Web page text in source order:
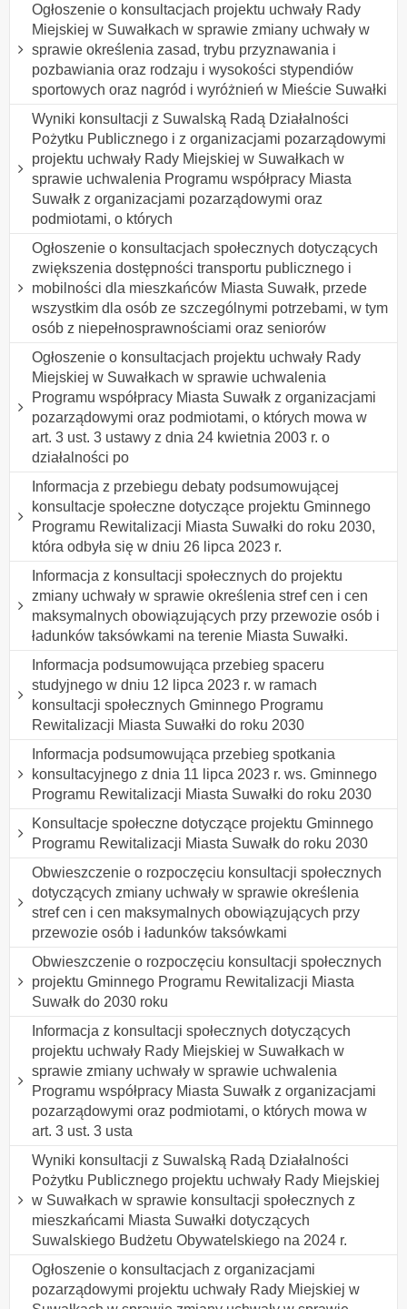
Ogłoszenie o konsultacjach projektu uchwały Rady
Miejskiej w Suwałkach w sprawie zmiany uchwały w
sprawie określenia zasad, trybu przyznawania i
pozbawiania oraz rodzaju i wysokości stypendiów
sportowych oraz nagród i wyróżnień w Mieście Suwałki
Wyniki konsultacji z Suwalską Radą Działalności
Pożytku Publicznego i z organizacjami pozarządowymi
projektu uchwały Rady Miejskiej w Suwałkach w
sprawie uchwalenia Programu współpracy Miasta
Suwałk z organizacjami pozarządowymi oraz
podmiotami, o których
Ogłoszenie o konsultacjach społecznych dotyczących
zwiększenia dostępności transportu publicznego i
mobilności dla mieszkańców Miasta Suwałk, przede
wszystkim dla osób ze szczególnymi potrzebami, w tym
osób z niepełnosprawnościami oraz seniorów
Ogłoszenie o konsultacjach projektu uchwały Rady
Miejskiej w Suwałkach w sprawie uchwalenia
Programu współpracy Miasta Suwałk z organizacjami
pozarządowymi oraz podmiotami, o których mowa w
art. 3 ust. 3 ustawy z dnia 24 kwietnia 2003 r. o
działalności po
Informacja z przebiegu debaty podsumowującej
konsultacje społeczne dotyczące projektu Gminnego
Programu Rewitalizacji Miasta Suwałki do roku 2030,
która odbyła się w dniu 26 lipca 2023 r.
Informacja z konsultacji społecznych do projektu
zmiany uchwały w sprawie określenia stref cen i cen
maksymalnych obowiązujących przy przewozie osób i
ładunków taksówkami na terenie Miasta Suwałki.
Informacja podsumowująca przebieg spaceru
studyjnego w dniu 12 lipca 2023 r. w ramach
konsultacji społecznych Gminnego Programu
Rewitalizacji Miasta Suwałki do roku 2030
Informacja podsumowująca przebieg spotkania
konsultacyjnego z dnia 11 lipca 2023 r. ws. Gminnego
Programu Rewitalizacji Miasta Suwałki do roku 2030
Konsultacje społeczne dotyczące projektu Gminnego
Programu Rewitalizacji Miasta Suwałk do roku 2030
Obwieszczenie o rozpoczęciu konsultacji społecznych
dotyczących zmiany uchwały w sprawie określenia
stref cen i cen maksymalnych obowiązujących przy
przewozie osób i ładunków taksówkami
Obwieszczenie o rozpoczęciu konsultacji społecznych
projektu Gminnego Programu Rewitalizacji Miasta
Suwałk do 2030 roku
Informacja z konsultacji społecznych dotyczących
projektu uchwały Rady Miejskiej w Suwałkach w
sprawie zmiany uchwały w sprawie uchwalenia
Programu współpracy Miasta Suwałk z organizacjami
pozarządowymi oraz podmiotami, o których mowa w
art. 3 ust. 3 usta
Wyniki konsultacji z Suwalską Radą Działalności
Pożytku Publicznego projektu uchwały Rady Miejskiej
w Suwałkach w sprawie konsultacji społecznych z
mieszkańcami Miasta Suwałki dotyczących
Suwalskiego Budżetu Obywatelskiego na 2024 r.
Ogłoszenie o konsultacjach z organizacjami
pozarządowymi projektu uchwały Rady Miejskiej w